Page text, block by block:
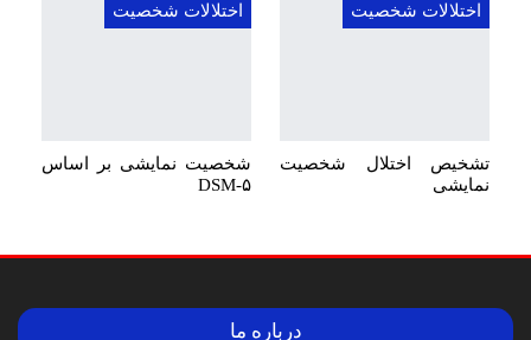
اختلالات شخصیت
تشخیص اختلال شخصیت
نمایشی
اختلالات شخصیت
شخصیت نمایشی بر اساس
DSM-۵
درباره ما